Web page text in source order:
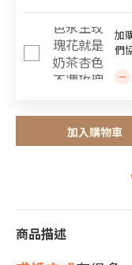
加
們
加入購物車
商品描述